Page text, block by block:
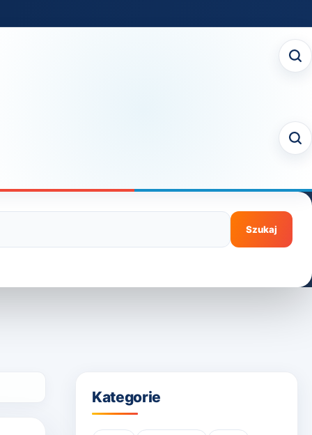
Kategorie